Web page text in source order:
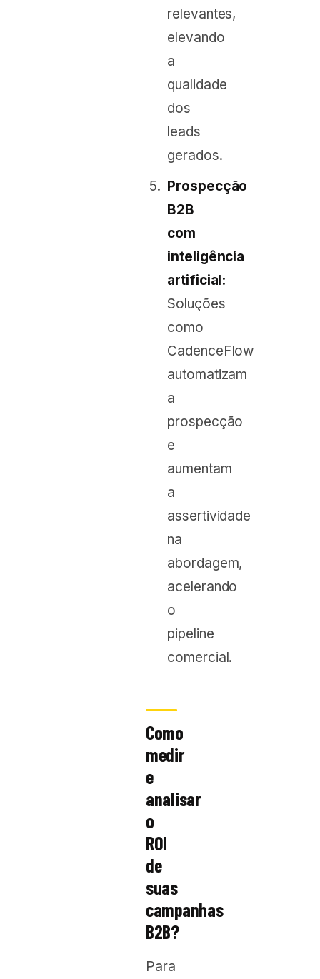
relevantes,
elevando
a
qualidade
dos
leads
gerados.
Prospecção
B2B
com
inteligência
artificial:
Soluções
como
CadenceFlow
automatizam
a
prospecção
e
aumentam
a
assertividade
na
abordagem,
acelerando
o
pipeline
comercial.
Como
medir
e
analisar
o
ROI
de
suas
campanhas
B2B?
Para